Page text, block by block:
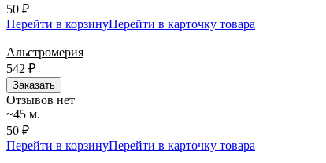
50 ₽
Перейти в корзинуПерейти в карточку товара
Альстромерия
542 ₽
Заказать
Отзывов нет
~45 м.
50 ₽
Перейти в корзинуПерейти в карточку товара